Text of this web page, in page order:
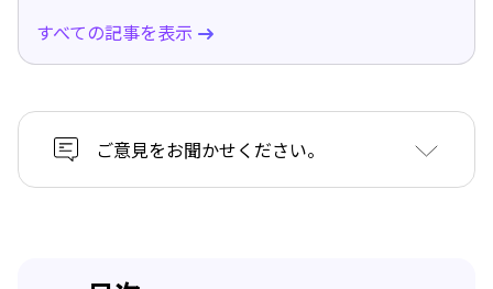
すべての記事を表示
ご意見をお聞かせください。